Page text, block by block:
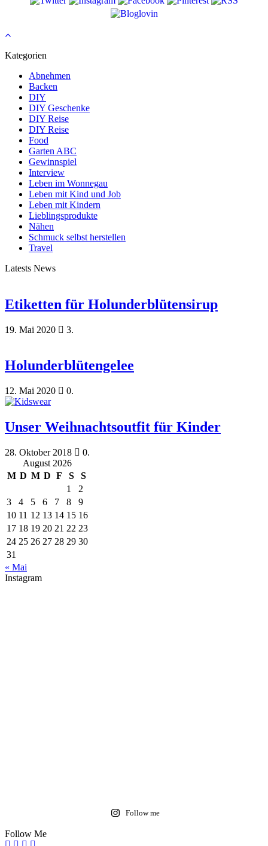
Kategorien
Abnehmen
Backen
DIY
DIY Geschenke
DIY Reise
DIY Reise
Food
Garten ABC
Gewinnspiel
Interview
Leben im Wonnegau
Leben mit Kind und Job
Leben mit Kindern
Lieblingsprodukte
Nähen
Schmuck selbst herstellen
Travel
Latests News
Etiketten für Holunderblütensirup
19. Mai 2020 3.
Holunderblütengelee
12. Mai 2020 0.
Unser Weihnachtsoutfit für Kinder
28. Oktober 2018
0.
August 2026
M D M D F S
S
1
2
3
4 5 6 7 8
9
10 11 12 13 14 15 16
17 18 19 20 21 22 23
24 25 26 27 28 29 30
31
« Mai
Instagram
Follow me
Follow Me